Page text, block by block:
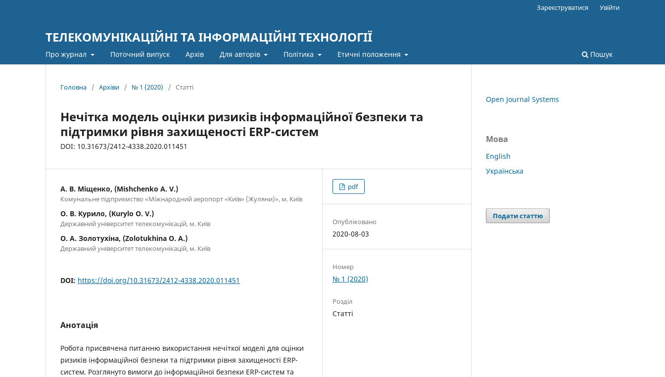
ТЕЛЕКОМУНІКАЦІЙНІ ТА ІНФОРМАЦІЙНІ ТЕХНОЛОГІЇ
Про журнал Поточний випуск Архів Для авторів Політика Етичні положення Пошук
Зареєструватися Увійти
Головна / Архіви / № 1 (2020) / Статті
Нечітка модель оцінки ризиків інформаційної безпеки та
підтримки рівня захищеності ERP-систем
DOI: 10.31673/2412-4338.2020.011451
А. В. Міщенко, (Mishchenko A. V.)
Комунальне підприємство «Міжнародний аеропорт «Київ» (Жуляни)», м. Київ
О. В. Курило, (Kurylo O. V.)
Державний університет телекомунікацій, м. Київ
О. А. Золотухіна, (Zolotukhina O. A.)
Державний університет телекомунікацій, м. Київ
DOI: https://doi.org/10.31673/2412-4338.2020.011451
Анотація
Робота присвячена питанню використання нечіткої моделі для оцінки
ризиків інформаційної безпеки та підтримки рівня захищеності ERP-
систем. Розглянуто вимоги до інформаційної безпеки ERP-систем та
pdf
Опубліковано
2020-08-03
Номер
№ 1 (2020)
Розділ
Статті
Open Journal Systems
Мова
English
Українська
Подати статтю